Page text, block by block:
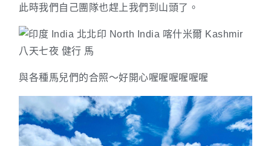
此時我們自己團隊也趕上我們到山頭了。
與各種馬兒們的合照～好開心喔喔喔喔喔喔